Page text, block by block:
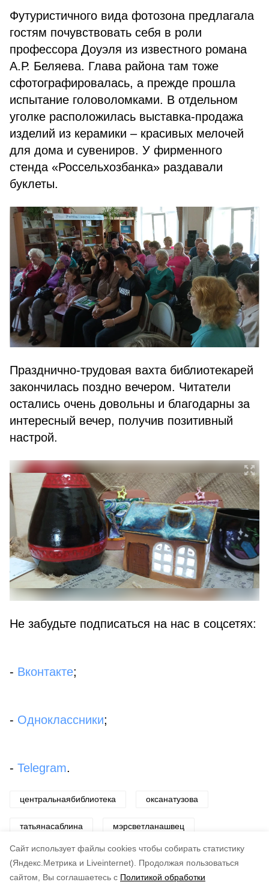
Cайт использует файлы cookies чтобы собирать статистику
(Яндекс.Метрика и Liveinternet).
Продолжая пользоваться
сайтом, Вы соглашаетесь с Политикой обработки
Футуристичного вида фотозона предлагала
гостям почувствовать себя в роли
профессора Доуэля из известного романа
А.Р. Беляева. Глава района там тоже
сфотографировалась, а прежде прошла
испытание головоломками. В отдельном
уголке расположилась выставка-продажа
изделий из керамики – красивых мелочей
для дома и сувениров. У фирменного
стенда «Россельхозбанка» раздавали
буклеты.
Празднично-трудовая вахта библиотекарей
закончилась поздно вечером. Читатели
остались очень довольны и благодарны за
интересный вечер, получив позитивный
настрой.
Не забудьте подписаться на нас в соцсетях:
- Вконтакте;
- Одноклассники;
- Telegram.
центральнаябиблиотека оксанатузова
татьянасаблина мэрсветланашвец
Авторы: Светлана Захарова